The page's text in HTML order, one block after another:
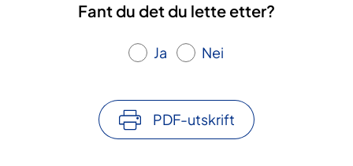
Fant du det du lette etter?
Ja Nei
PDF-utskrift